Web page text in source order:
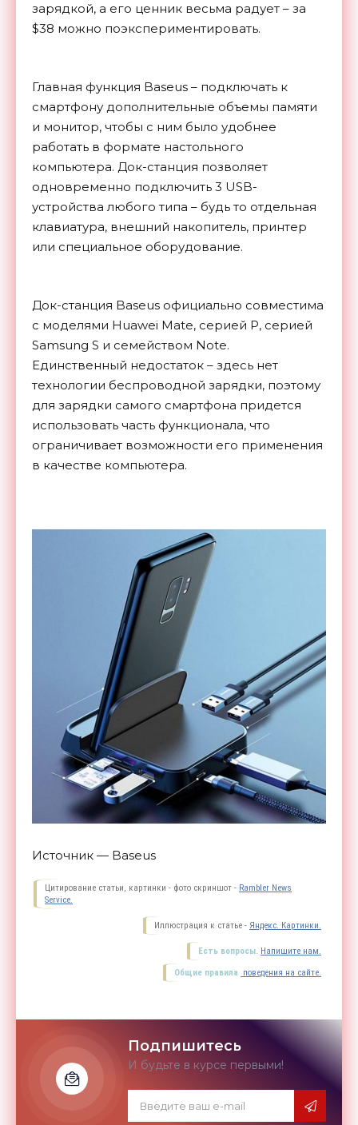
зарядкой, а его ценник весьма радует – за
$38 можно поэкспериментировать.
Главная функция Baseus – подключать к
смартфону дополнительные объемы памяти
и монитор, чтобы с ним было удобнее
работать в формате настольного
компьютера. Док-станция позволяет
одновременно подключить 3 USB-
устройства любого типа – будь то отдельная
клавиатура, внешний накопитель, принтер
или специальное оборудование.
Док-станция Baseus официально совместима
с моделями Huawei Mate, серией P, серией
Samsung S и семейством Note.
Единственный недостаток – здесь нет
технологии беспроводной зарядки, поэтому
для зарядки самого смартфона придется
использовать часть функционала, что
ограничивает возможности его применения
в качестве компьютера.
Источник — Baseus
Цитирование статьи, картинки - фото скриншот - Rambler News
Service.
Иллюстрация к статье - Яндекс. Картинки.
Есть вопросы. Напишите нам.
Общие правила поведения на сайте.
Подпишитесь
И будьте в курсе первыми!